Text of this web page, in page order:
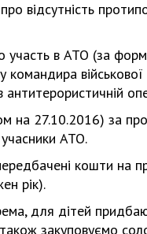
відсутність
участь в АТО (за
командира
на 27.10.2016) за
АТО.
кошти на
рік).
для дітей
закуповуємо